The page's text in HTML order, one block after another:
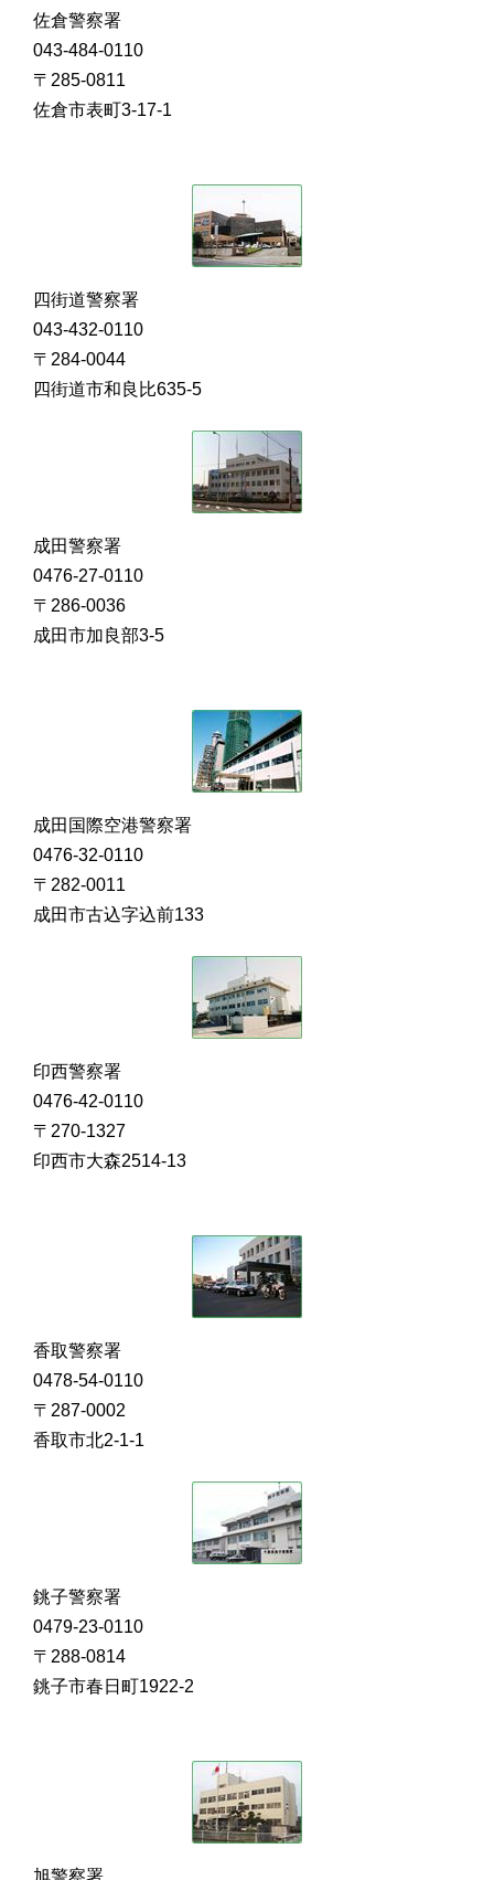
佐倉警察署
043-484-0110
〒285-0811
佐倉市表町3-17-1
四街道警察署
043-432-0110
〒284-0044
四街道市和良比635-5
成田警察署
0476-27-0110
〒286-0036
成田市加良部3-5
成田国際空港警察署
0476-32-0110
〒282-0011
成田市古込字込前133
印西警察署
0476-42-0110
〒270-1327
印西市大森2514-13
香取警察署
0478-54-0110
〒287-0002
香取市北2-1-1
銚子警察署
0479-23-0110
〒288-0814
銚子市春日町1922-2
旭警察署